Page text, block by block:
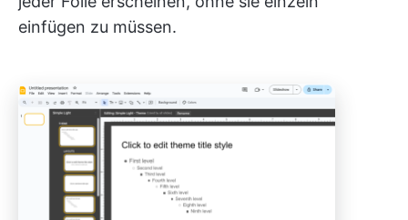
einfügen zu müssen.